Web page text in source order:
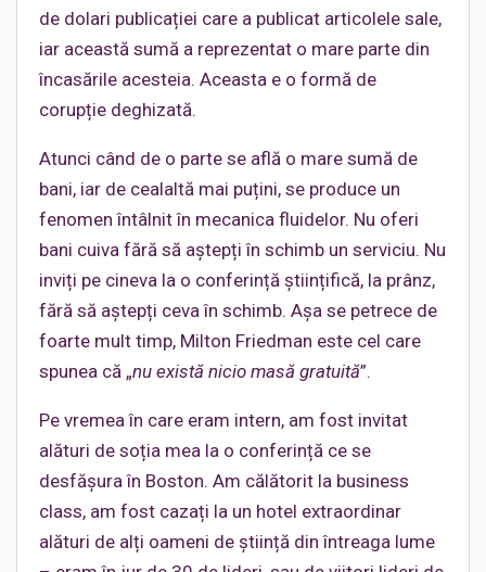
de dolari publicației care a publicat articolele sale,
iar această sumă a reprezentat o mare parte din
încasările acesteia. Aceasta e o formă de
corupție deghizată.
Atunci când de o parte se află o mare sumă de
bani, iar de cealaltă mai puțini, se produce un
fenomen întâlnit în mecanica fluidelor. Nu oferi
bani cuiva fără să aștepți în schimb un serviciu. Nu
inviți pe cineva la o conferință științifică, la prânz,
fără să aștepți ceva în schimb. Așa se petrece de
foarte mult timp, Milton Friedman este cel care
spunea că „nu există nicio masă gratuită”.
Pe vremea în care eram intern, am fost invitat
alături de soția mea la o conferință ce se
desfășura în Boston. Am călătorit la business
class, am fost cazați la un hotel extraordinar
alături de alți oameni de știință din întreaga lume